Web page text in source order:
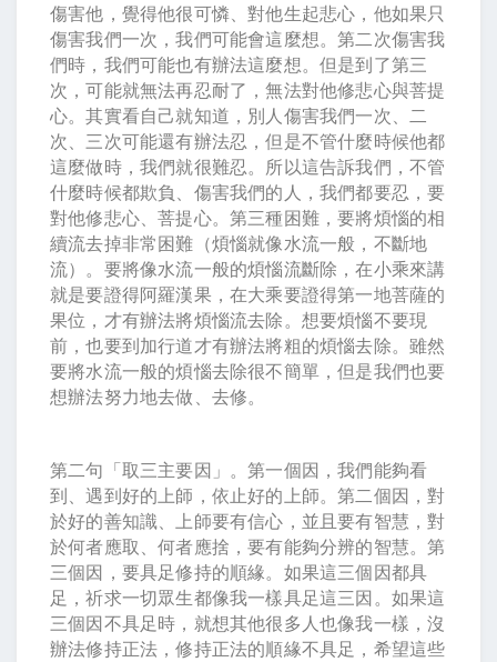
傷害他，覺得他很可憐、對他生起悲心，他如果只
傷害我們一次，我們可能會這麼想。第二次傷害我
們時，我們可能也有辦法這麼想。但是到了第三
次，可能就無法再忍耐了，無法對他修悲心與菩提
心。其實看自己就知道，別人傷害我們一次、二
次、三次可能還有辦法忍，但是不管什麼時候他都
這麼做時，我們就很難忍。所以這告訴我們，不管
什麼時候都欺負、傷害我們的人，我們都要忍，要
對他修悲心、菩提心。第三種困難，要將煩惱的相
續流去掉非常困難（煩惱就像水流一般，不斷地
流）。要將像水流一般的煩惱流斷除，在小乘來講
就是要證得阿羅漢果，在大乘要證得第一地菩薩的
果位，才有辦法將煩惱流去除。想要煩惱不要現
前，也要到加行道才有辦法將粗的煩惱去除。雖然
要將水流一般的煩惱去除很不簡單，但是我們也要
想辦法努力地去做、去修。
第二句「取三主要因」。第一個因，我們能夠看
到、遇到好的上師，依止好的上師。第二個因，對
於好的善知識、上師要有信心，並且要有智慧，對
於何者應取、何者應捨，要有能夠分辨的智慧。第
三個因，要具足修持的順緣。如果這三個因都具
足，祈求一切眾生都像我一樣具足這三因。如果這
三個因不具足時，就想其他很多人也像我一樣，沒
辦法修持正法，修持正法的順緣不具足，希望這些